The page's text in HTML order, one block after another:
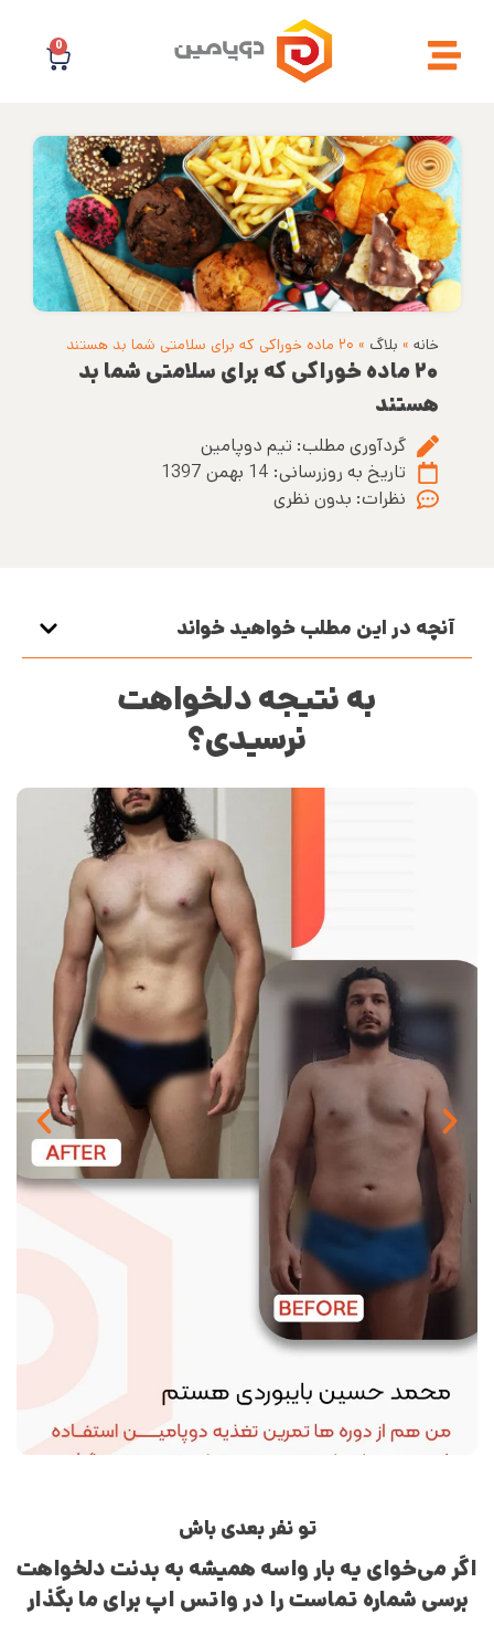
0
خانه » بلاگ » ۲۰ ماده خوراکی که برای سلامتی شما بد هستند
۲۰ ماده خوراکی که برای سلامتی شما بد
هستند
گردآوری مطلب: تیم دوپامین
تاریخ به روزرسانی: 14 بهمن 1397
نظرات: بدون نظری
آنچه در این مطلب خواهید خواند
به نتیجه دلخواهت
نرسیدی؟
تو نفر بعدی باش
اگر می‌خوای یه بار واسه همیشه به بدنت دلخواهت
برسی شماره تماست را در واتس اپ برای ما بگذار